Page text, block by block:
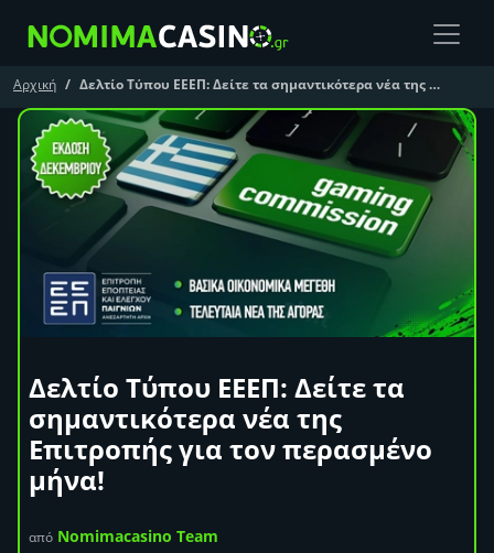
Αρχική Δελτίο Τύπου ΕΕΕΠ: Δείτε τα σημαντικότερα νέα της Επιτροπής για τον περασμένο μήνα!
Δελτίο Τύπου ΕΕΕΠ: Δείτε τα
σημαντικότερα νέα της
Επιτροπής για τον περασμένο
μήνα!
από Nomimacasino Team